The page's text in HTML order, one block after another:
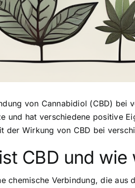
von Cannabidiol (CBD) bei
und hat verschiedene positive
der Wirkung von CBD bei
CBD und wie
chemische Verbindung, die aus